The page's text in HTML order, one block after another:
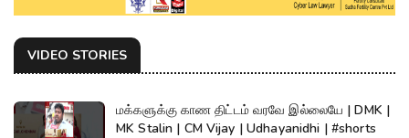
VIDEO STORIES
மக்களுக்கு காண திட்டம் வரவே இல்லையே | DMK |
MK Stalin | CM Vijay | Udhayanidhi | #shorts